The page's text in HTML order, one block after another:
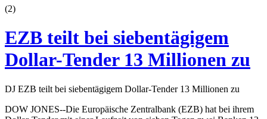
(2)
EZB teilt bei siebentägigem
Dollar-Tender 13 Millionen zu
DJ EZB teilt bei siebentägigem Dollar-Tender 13 Millionen zu
DOW JONES--Die Europäische Zentralbank (EZB) hat bei ihrem